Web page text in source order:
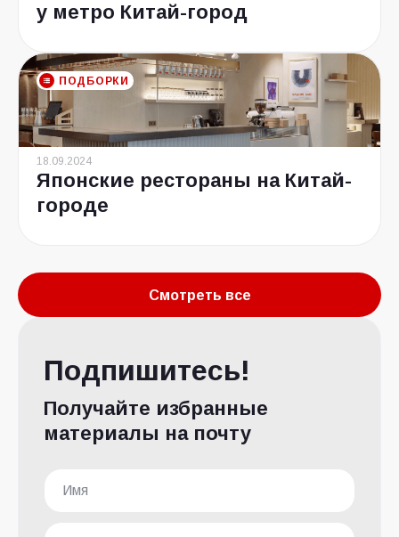
у метро Китай-город
ПОДБОРКИ
18.09.2024
Японские рестораны на Китай-
городе
Смотреть все
Подпишитесь!
Получайте избранные
материалы на почту